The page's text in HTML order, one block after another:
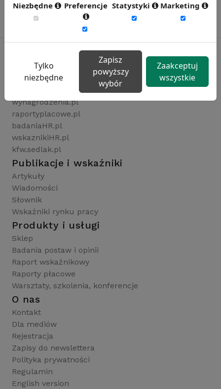
Rynekpracy.pl
wynagrodzenia.pl
raportyplacowe.pl
badaniaHR.pl
wskaznikiHR.pl
kfw.sedlak.pl
Publikacje i wskaźniki
Artykuły
Wiadomości
Słownik
Wskaźniki rynku pracy
Produkty i usługi
Sklep
Badania postaw i opinii
Raport wskaźnikowy
Raporty płacowe
Warsztaty, szkolenia, konferencje
O nas
Kontakt
Dla mediów
Rejestracja
Zapisy do newslettera
Polityka prywatności
Regulamin
English version
Niezbędne Preferencje Statystyki Marketing
Tylko
niezbędne
Zapisz
powyższy
wybór
Zaakceptuj
wszystkie